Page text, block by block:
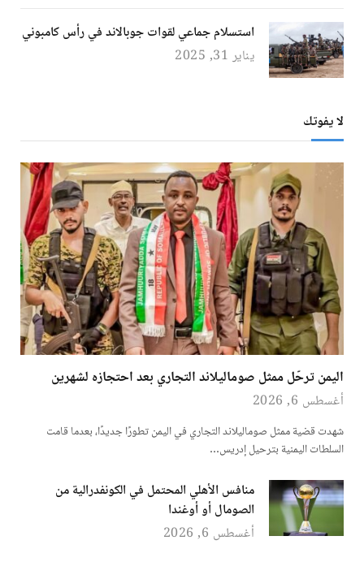
استسلام جماعي لقوات جوبالاند في رأس كامبوني
يناير 31, 2025
لا يفوتك
اليمن ترحّل ممثل صوماليلاند التجاري بعد احتجازه لشهرين
أغسطس 6, 2026
شهدت قضية ممثل صوماليلاند التجاري في اليمن تطورًا جديدًا، بعدما قامت
السلطات اليمنية بترحيل إدريس…
منافس الأهلي المحتمل في الكونفدرالية من
الصومال أو أوغندا
أغسطس 6, 2026